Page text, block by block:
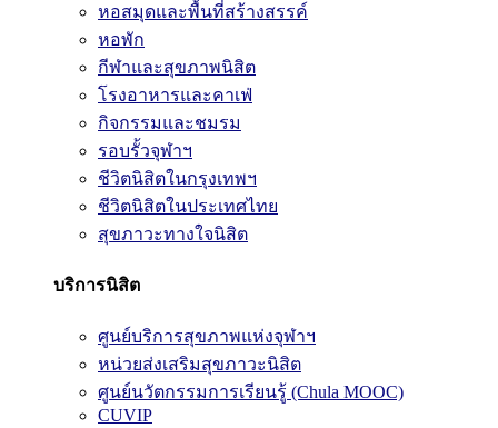
หอสมุดและพื้นที่สร้างสรรค์
หอพัก
กีฬาและสุขภาพนิสิต
โรงอาหารและคาเฟ่
กิจกรรมและชมรม
รอบรั้วจุฬาฯ
ชีวิตนิสิตในกรุงเทพฯ
ชีวิตนิสิตในประเทศไทย
สุขภาวะทางใจนิสิต
บริการนิสิต
ศูนย์บริการสุขภาพแห่งจุฬาฯ
หน่วยส่งเสริมสุขภาวะนิสิต
ศูนย์นวัตกรรมการเรียนรู้ (Chula MOOC)
CUVIP